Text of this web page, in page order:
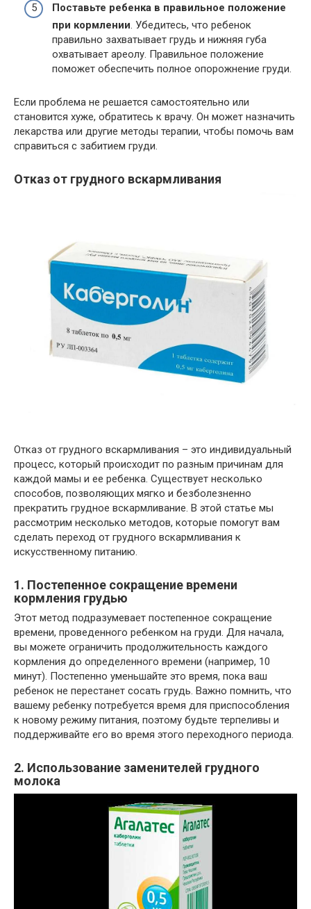
Поставьте ребенка в правильное положение
при кормлении. Убедитесь, что ребенок
правильно захватывает грудь и нижняя губа
охватывает ареолу. Правильное положение
поможет обеспечить полное опорожнение груди.
Если проблема не решается самостоятельно или
становится хуже, обратитесь к врачу. Он может назначить
лекарства или другие методы терапии, чтобы помочь вам
справиться с забитием груди.
Отказ от грудного вскармливания
Отказ от грудного вскармливания – это индивидуальный
процесс, который происходит по разным причинам для
каждой мамы и ее ребенка. Существует несколько
способов, позволяющих мягко и безболезненно
прекратить грудное вскармливание. В этой статье мы
рассмотрим несколько методов, которые помогут вам
сделать переход от грудного вскармливания к
искусственному питанию.
1. Постепенное сокращение времени
кормления грудью
Этот метод подразумевает постепенное сокращение
времени, проведенного ребенком на груди. Для начала,
вы можете ограничить продолжительность каждого
кормления до определенного времени (например, 10
минут). Постепенно уменьшайте это время, пока ваш
ребенок не перестанет сосать грудь. Важно помнить, что
вашему ребенку потребуется время для приспособления
к новому режиму питания, поэтому будьте терпеливы и
поддерживайте его во время этого переходного периода.
2. Использование заменителей грудного
молока